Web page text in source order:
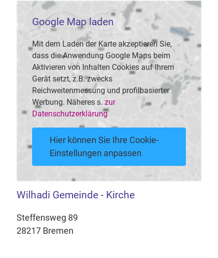
Google Map laden
Mit dem Laden der Karte akzeptieren Sie,
dass die Anwendung Google Maps beim
Aktivieren von Inhalten Cookies auf Ihrem
Gerät setzt, z.B. zwecks
Reichweitenmessung und profilbasierter
Werbung. Näheres s. zur
Datenschutzerklärung
Hier können Sie Ihre Cookie-
Einstellungen anpassen
Wilhadi Gemeinde - Kirche
Steffensweg 89
28217 Bremen